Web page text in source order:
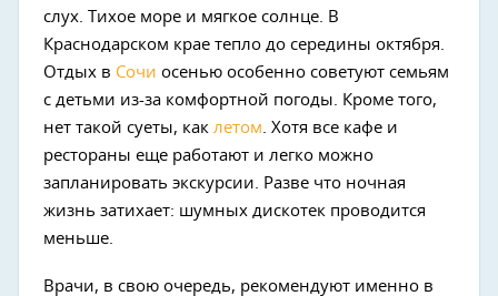
слух. Тихое море и мягкое солнце. В
Краснодарском крае тепло до середины октября.
Отдых в Сочи осенью особенно советуют семьям
с детьми из-за комфортной погоды. Кроме того,
нет такой суеты, как летом. Хотя все кафе и
рестораны еще работают и легко можно
запланировать экскурсии. Разве что ночная
жизнь затихает: шумных дискотек проводится
меньше.
Врачи, в свою очередь, рекомендуют именно в